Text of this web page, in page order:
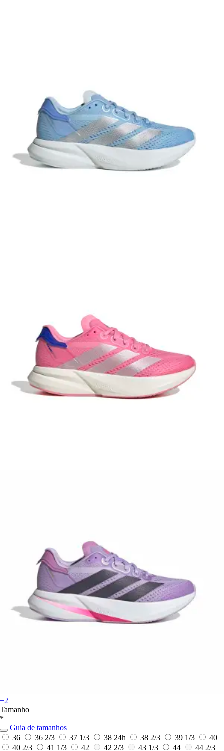
+2
Tamanho
*
Guia de tamanhos
36
36 2/3 37 1/3 38 24h 38 2/3 39 1/3
40
40 2/3
41 1/3 42 42 2/3 43 1/3 44 44 2/3